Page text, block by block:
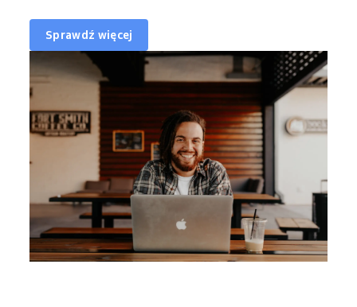
Sprawdź więcej